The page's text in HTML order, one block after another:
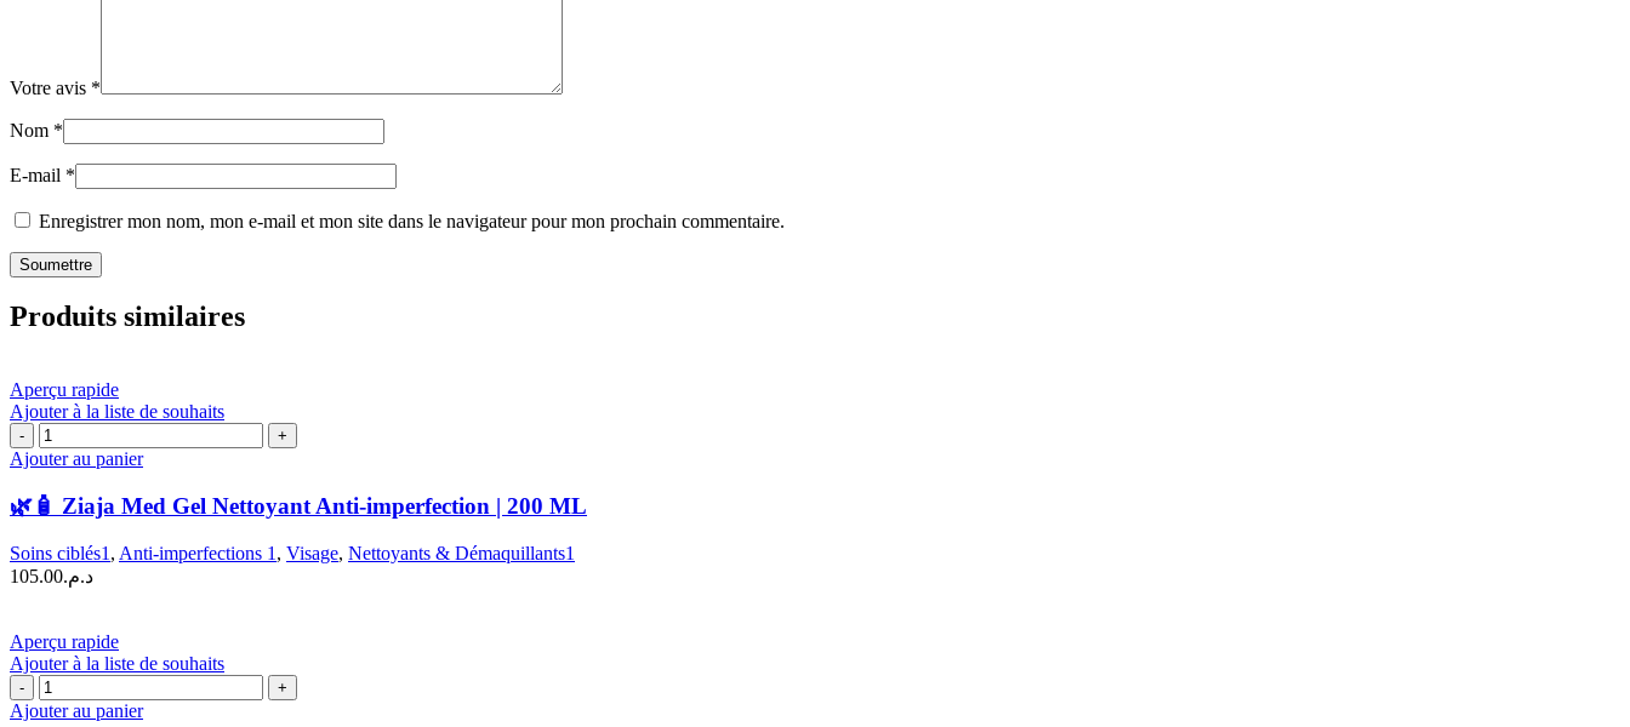
Votre avis *
Nom *
E-mail *
Enregistrer mon nom, mon e-mail et mon site dans le navigateur pour mon prochain commentaire.
Produits similaires
Aperçu rapide
Ajouter à la liste de souhaits
quantité
de
🧴
Ziaja
Gel
Nettoyant
|
200
ML
Ajouter au panier
🌿🧴 Ziaja Med Gel Nettoyant Anti-imperfection | 200 ML
Soins ciblés1 , Anti-imperfections 1 , Visage, Nettoyants & Démaquillants1
د.م.105.00
Aperçu rapide
Ajouter à la liste de souhaits
quantité
de
Ajouter au panier